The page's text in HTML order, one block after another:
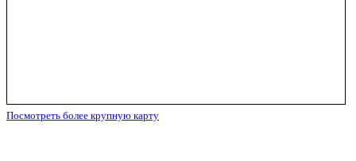
Посмотреть более крупную карту